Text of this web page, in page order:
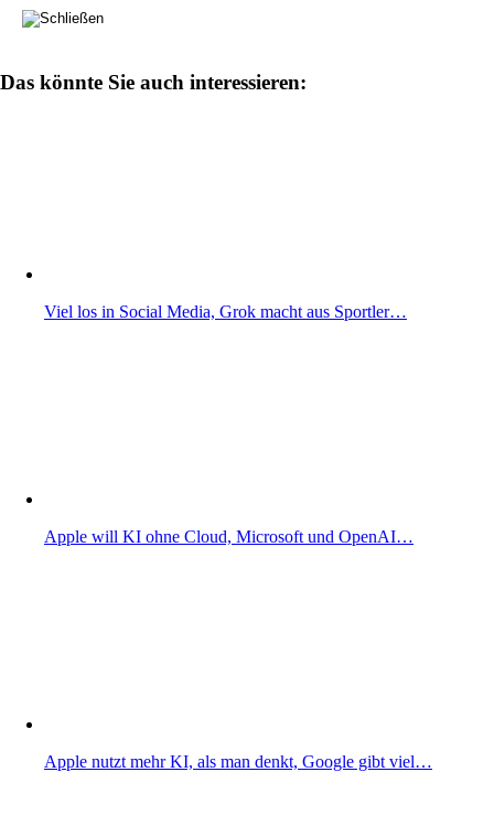
Das könnte Sie auch interessieren:
Viel los in Social Media, Grok macht aus Sportler…
Apple will KI ohne Cloud, Microsoft und OpenAI…
Apple nutzt mehr KI, als man denkt, Google gibt viel…